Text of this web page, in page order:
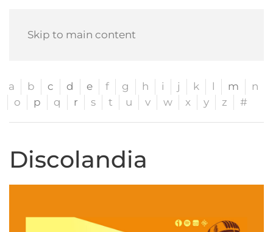
Skip to main content
a b c d e f g h i j k l m
n
o
p q r s t u v w x y z #
Discolandia